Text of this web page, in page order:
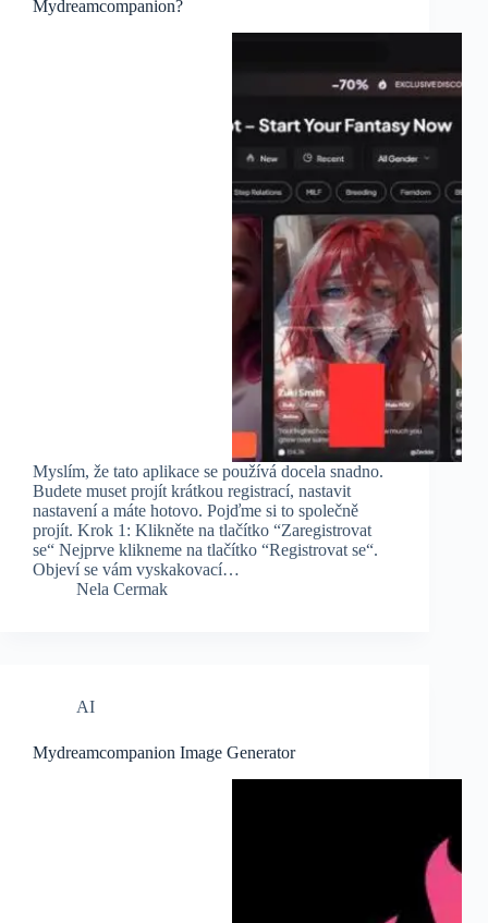
Mydreamcompanion?
Myslím, že tato aplikace se používá docela snadno.
Budete muset projít krátkou registrací, nastavit
nastavení a máte hotovo. Pojďme si to společně
projít. Krok 1: Klikněte na tlačítko “Zaregistrovat
se“ Nejprve klikneme na tlačítko “Registrovat se“.
Objeví se vám vyskakovací…
Nela Cermak
AI
Mydreamcompanion Image Generator